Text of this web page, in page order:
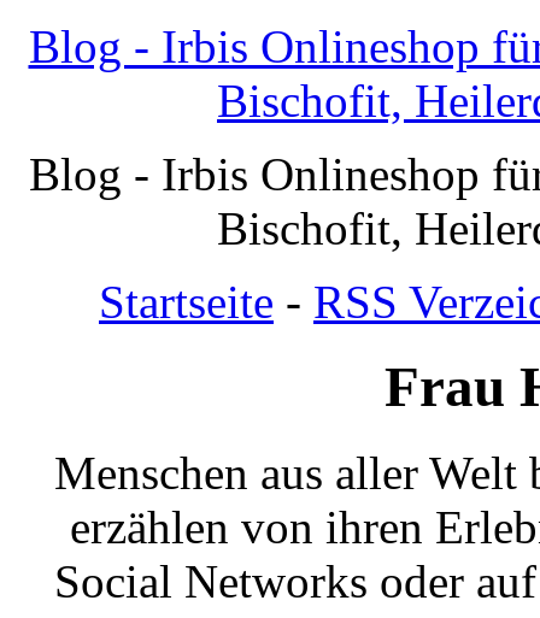
Blog - Irbis Onlineshop
Bischofit,
Blog - Irbis Onlineshop
Bischofit,
Startseite - RSS
Frau
Menschen aus aller
erzählen von ihren
Social Networks oder